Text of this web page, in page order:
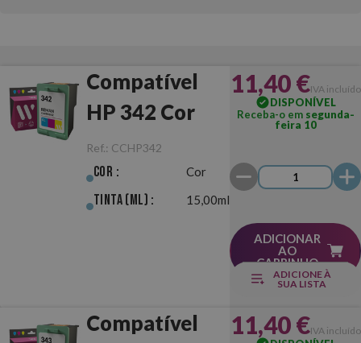
Compatível
HP 342 Cor
Ref.: CCHP342
Cor : Cor
Tinta (ml) : 15,00ml
11,40 €IVA incluído
DISPONÍVEL
Receba-o em segunda-
feira 10
ADICIONAR
AO
CARRINHO
ADICIONE À
SUA LISTA
Compatível
11,40 €IVA incluído